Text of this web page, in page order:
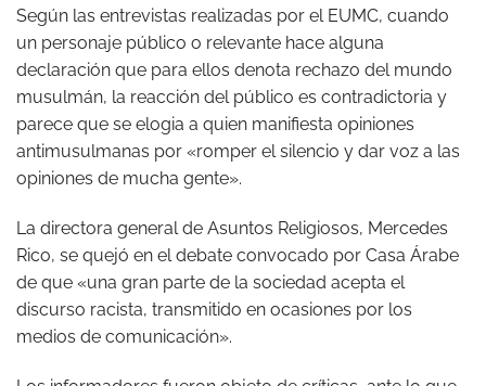
Según las entrevistas realizadas por el EUMC, cuando
un personaje público o relevante hace alguna
declaración que para ellos denota rechazo del mundo
musulmán, la reacción del público es contradictoria y
parece que se elogia a quien manifiesta opiniones
antimusulmanas por «romper el silencio y dar voz a las
opiniones de mucha gente».
La directora general de Asuntos Religiosos, Mercedes
Rico, se quejó en el debate convocado por Casa Árabe
de que «una gran parte de la sociedad acepta el
discurso racista, transmitido en ocasiones por los
medios de comunicación».